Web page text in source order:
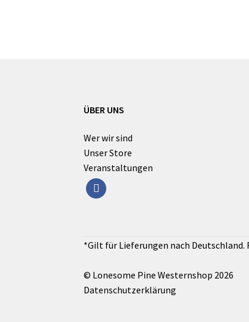
ÜBER UNS
Wer wir sind
Unser Store
Veranstaltungen
facebook
© Lonesome Pine Westernshop 2026
Datenschutzerklärung